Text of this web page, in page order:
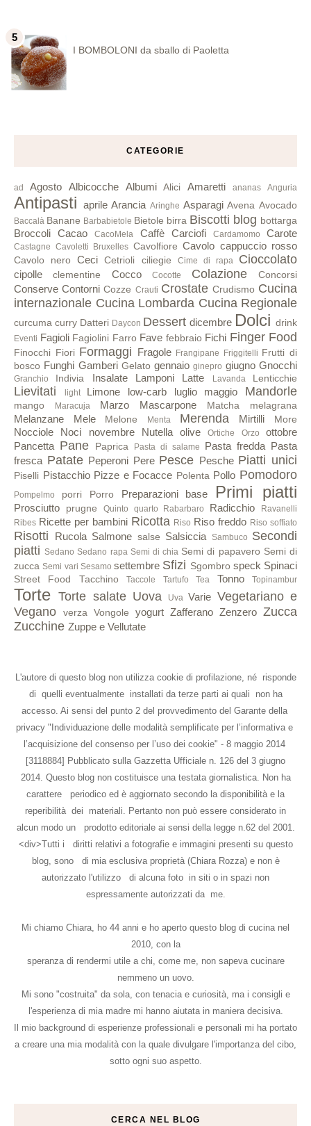
I BOMBOLONI da sballo di Paoletta
CATEGORIE
ad Agosto Albicocche Albumi Alici Amaretti ananas Anguria
Antipasti aprile Arancia Aringhe Asparagi Avena Avocado
Baccalà Banane Barbabietole Bietole birra Biscotti blog bottarga
Broccoli Cacao CacoMela Caffè Carciofi Cardamomo Carote
Castagne Cavoletti Bruxelles Cavolfiore Cavolo cappuccio rosso
Cavolo nero Ceci Cetrioli ciliegie Cime di rapa Cioccolato
cipolle clementine Cocco Cocotte Colazione Concorsi
Conserve Contorni Cozze Crauti Crostate Crudismo Cucina
internazionale Cucina Lombarda Cucina Regionale
curcuma curry Datteri Daycon Dessert dicembre Dolci drink
Eventi Fagioli Fagiolini Farro Fave febbraio Fichi Finger Food
Finocchi Fiori Formaggi Fragole Frangipane Friggitelli Frutti di
bosco Funghi Gamberi Gelato gennaio ginepro giugno Gnocchi
Granchio Indivia Insalate Lamponi Latte Lavanda Lenticchie
Lievitati light Limone low-carb luglio maggio Mandorle
mango Maracuja Marzo Mascarpone Matcha melagrana
Melanzane Mele Melone Menta Merenda Mirtilli More
Nocciole Noci novembre Nutella olive Ortiche Orzo
ottobre
Pancetta Pane Paprica Pasta di salame Pasta fredda Pasta
fresca Patate Peperoni Pere Pesce Pesche Piatti unici
Piselli Pistacchio Pizze e Focacce Polenta Pollo Pomodoro
Pompelmo porri Porro Preparazioni base Primi piatti
Prosciutto prugne Quinto quarto Rabarbaro Radicchio
Ravanelli
Ribes Ricette per bambini Ricotta Riso Riso freddo Riso soffiato
Risotti Rucola Salmone salse Salsiccia Sambuco Secondi
piatti Sedano Sedano rapa Semi di chia Semi di papavero Semi di
zucca Semi vari Sesamo settembre Sfizi Sgombro speck Spinaci
Street Food Tacchino Taccole Tartufo Tea Tonno Topinambur
Torte Torte salate Uova Uva Varie Vegetariano e
Vegano
verza Vongole yogurt Zafferano Zenzero Zucca
Zucchine Zuppe e Vellutate
L'autore di questo blog non utilizza cookie di profilazione, né risponde
di quelli eventualmente installati da terze parti ai quali non ha
accesso. Ai sensi del punto 2 del provvedimento del Garante della
privacy "Individuazione delle modalità semplificate per l’informativa e
l’acquisizione del consenso per l’uso dei cookie" - 8 maggio 2014
[3118884] Pubblicato sulla Gazzetta Ufficiale n. 126 del 3 giugno
2014. Questo blog non costituisce una testata giornalistica. Non ha
carattere periodico ed è aggiornato secondo la disponibilità e la
reperibilità dei materiali. Pertanto non può essere considerato in
alcun modo un prodotto editoriale ai sensi della legge n.62 del 2001.
<div>Tutti i diritti relativi a fotografie e immagini presenti su questo
blog, sono di mia esclusiva proprietà (Chiara Rozza) e non è
autorizzato l'utilizzo di alcuna foto in siti o in spazi non
espressamente autorizzati da me.
Mi chiamo Chiara, ho 44 anni e ho aperto questo blog di cucina nel
2010, con la
speranza di rendermi utile a chi, come me, non sapeva cucinare
nemmeno un uovo.
Mi sono "costruita" da sola, con tenacia e curiosità, ma i consigli e
l'esperienza di mia madre mi hanno aiutata in maniera decisiva.
Il mio background di esperienze professionali e personali mi ha portato
a creare una mia modalità con la quale divulgare l'importanza del cibo,
sotto ogni suo aspetto.
CERCA NEL BLOG